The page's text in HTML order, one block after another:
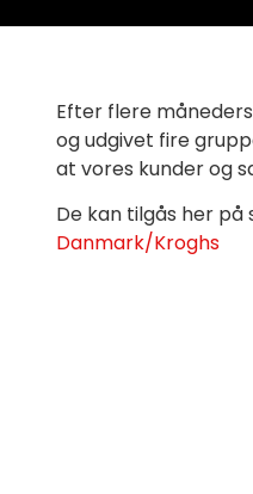
Efter flere
og udgivet fire
at vores kunder og
De kan tilgås her
Danmark/Kroghs